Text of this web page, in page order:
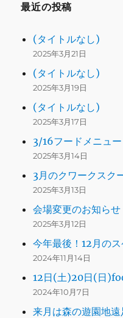
最近の投稿
(タイトルなし)
2025年3月21日
(タイトルなし)
2025年3月19日
(タイトルなし)
2025年3月17日
3/16フードメニュー
2025年3月14日
3月のクワークスク
2025年3月13日
会場変更のお知らせ
2025年3月12日
今年最後！12月のス
2024年11月14日
12日(土)20日(日
2024年10月7日
来月は森の遊園地遠